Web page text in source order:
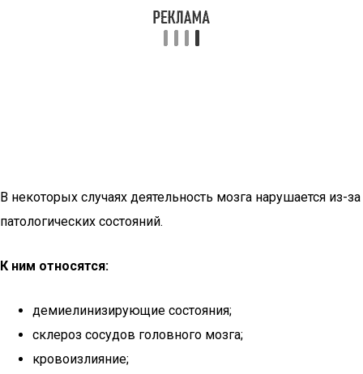
В некоторых случаях деятельность мозга нарушается из-за
патологических состояний.
К ним относятся:
демиелинизирующие состояния;
склероз сосудов головного мозга;
кровоизлияние;